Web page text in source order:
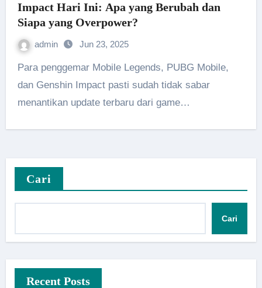
Impact Hari Ini: Apa yang Berubah dan
Siapa yang Overpower?
admin Jun 23, 2025
Para penggemar Mobile Legends, PUBG Mobile,
dan Genshin Impact pasti sudah tidak sabar
menantikan update terbaru dari game…
Cari
Cari
Recent Posts